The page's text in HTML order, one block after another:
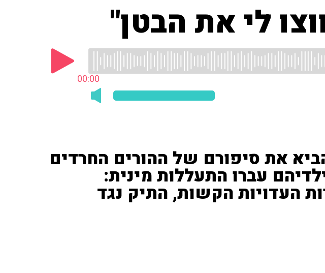
לי את הבטן"
00:00
את סיפורם של ההורים החרדים
עברו התעללות מינית:
העדויות הקשות, התיק נגד